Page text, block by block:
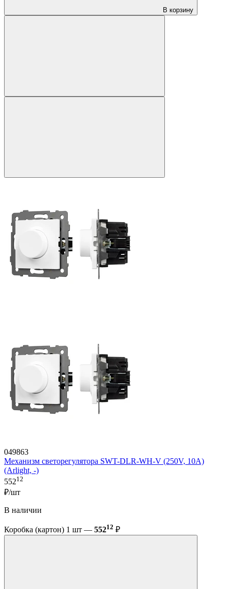
В корзину
049863
Механизм светорегулятора SWT-DLR-WH-V (250V, 10A)
(Arlight, -)
55212
₽/шт
В наличии
Коробка (картон) 1 шт — 55212 ₽